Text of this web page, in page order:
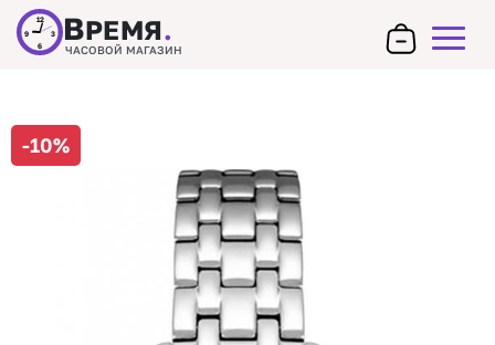
12
3
6
9 ВРЕМЯ.
ЧАСОВОЙ МАГАЗИН
-10%